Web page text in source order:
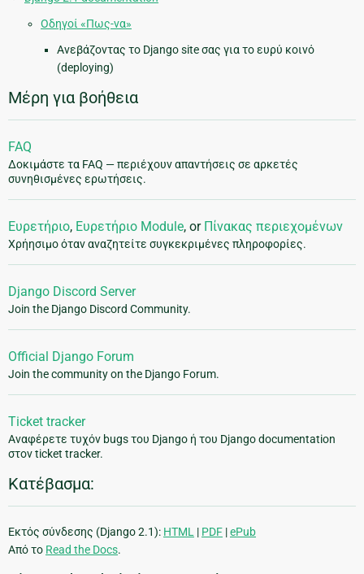
Οδηγοί «Πως-να»
Ανεβάζοντας το Django site σας για το ευρύ κοινό
(deploying)
Μέρη για βοήθεια
FAQ
Δοκιμάστε τα FAQ — περιέχουν απαντήσεις σε αρκετές
συνηθισμένες ερωτήσεις.
Ευρετήριο, Ευρετήριο Module, or Πίνακας περιεχομένων
Χρήησιμο όταν αναζητείτε συγκεκριμένες πληροφορίες.
Django Discord Server
Join the Django Discord Community.
Official Django Forum
Join the community on the Django Forum.
Ticket tracker
Αναφέρετε τυχόν bugs του Django ή του Django documentation
στον ticket tracker.
Κατέβασμα:
Εκτός σύνδεσης (Django 2.1): HTML | PDF |ePub
Από το Read the Docs.